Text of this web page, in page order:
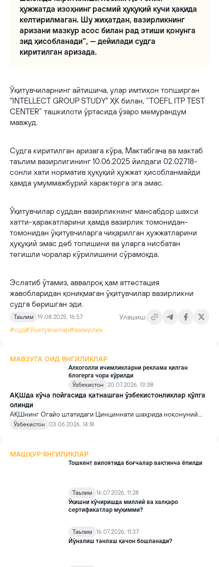
ҳужжатда изоҳнинг расмий ҳуқуқий кучи ҳақида
келтирилмаган. Шу жиҳатдан, вазирликнинг
аризани мазкур асос билан рад этиши қонунга
зид ҳисобланади”, — дейилади судга
киритилган аризада.
Ўқитувчиларнинг айтишича, улар имтиҳон топширган
"INTELLECT GROUP STUDY" ҲК билан, “TOEFL ITP ТEST
CENTER” ташкилоти ўртасида ўзаро мемурандум
мавжуд.
Судга киритилган аризага кўра, Мактабгача ва мактаб
таълим вазирлигининг 10.06.2025 йилдаги 02.02718-
сонли хати норматив ҳуқуқий ҳужжат ҳисобланмайди
ҳамда умуммажбурий характерга эга эмас.
Ўқитувчилар суддан вазирликнинг мансабдор шахси
хатти-ҳаракатларини ҳамда вазирлик томонидан-
томонидан ўқитувчиларга чиқарилган ҳужжатларини
ҳуқуқий эмас деб топишини ва уларга нисбатан
тегишли чоралар кўрилишини сўрамоқда.
Эслатиб ўтамиз, аввалроқ ҳам аттестация
жавобларидан қониқмаган ўқитувчилар вазирликни
судга беришган эди.
Таълим 19.08.2025, 16:57
Улашиш:
#суд#Ўқитувчилар#вазирлик
МАВЗУГА ОИД ЯНГИЛИКЛАР
Алкоголли ичимликларни реклама қилган
блогерга чора кўрилди
Ўзбекистон
20.07.2026, 13:38
АҚШда кўча пойгасида қатнашган ўзбекистонликлар қўлга
олинди
АҚШнинг Огайо штатидаги Цинциннати шаҳрида ноқонуний
кўча пойгаси ташкил этганликда гумон қилинган 6 нафар шахс
Ўзбекистон 03.06.2026, 14:18
МАШҲУР ЯНГИЛИКЛАР
Тошкент вилоятида боғчалар вақтинча ёпилди
Таълим
16.07.2026, 11:28
Ўқишни кўчиришда миллий ва халқаро
сертификатлар муҳимми?
Таълим
16.07.2026, 11:37
Йўналиш танлаш қачон бошланади?